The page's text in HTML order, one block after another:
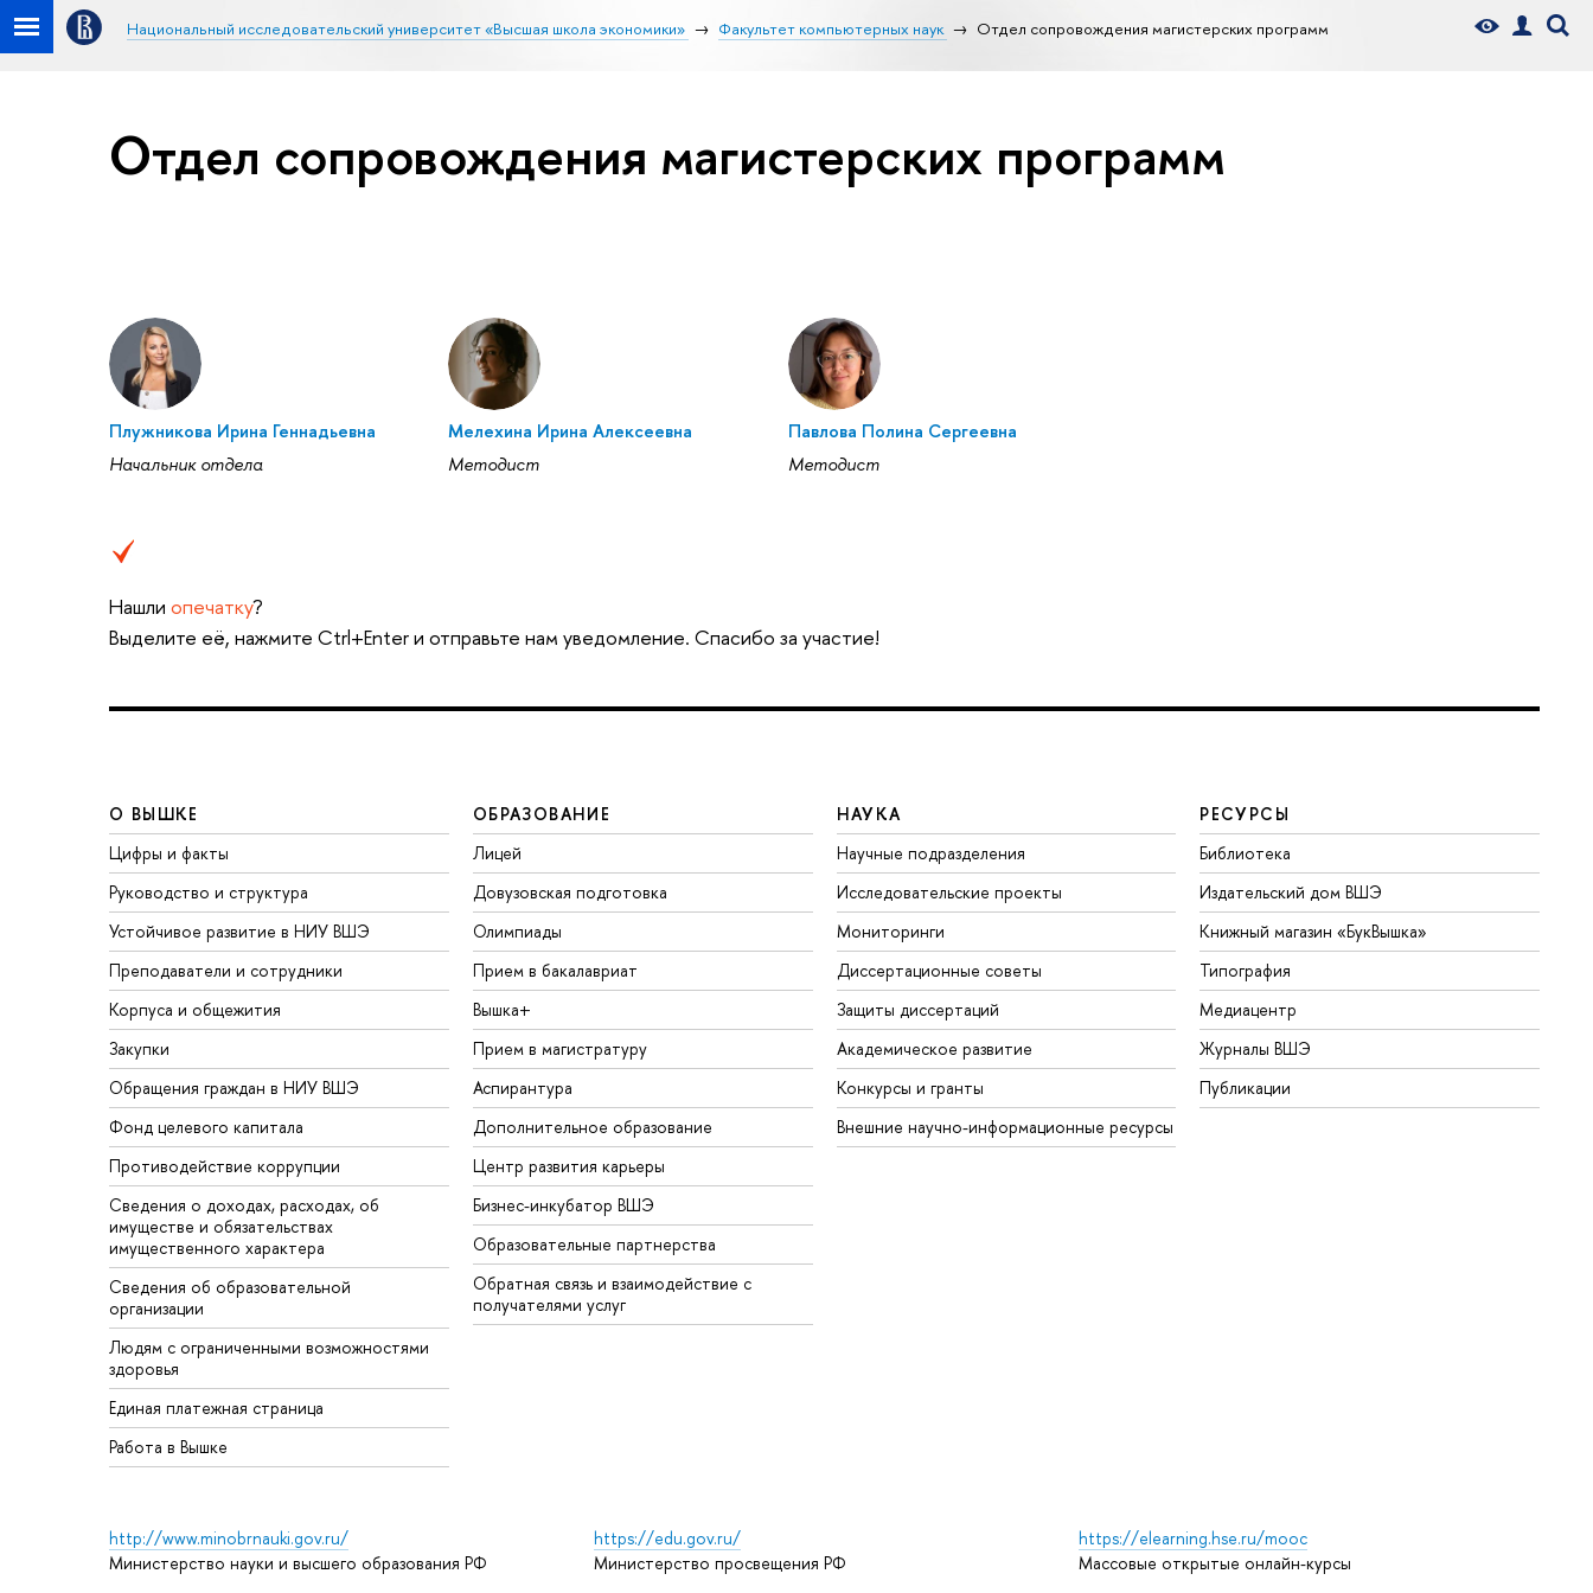
Национальный исследовательский университет «Высшая школа экономики» Факультет компьютерных наук Отдел сопровождения магистерских программ
Отдел сопровождения магистерских программ
Плужникова Ирина Геннадьевна
Начальник отдела
Мелехина Ирина Алексеевна
Методист
Павлова Полина Сергеевна
Методист
Нашли опечатку?
Выделите её, нажмите Ctrl+Enter и отправьте нам уведомление. Спасибо за участие!
О ВЫШКЕ
Цифры и факты
Руководство и структура
Устойчивое развитие в НИУ ВШЭ
Преподаватели и сотрудники
Корпуса и общежития
Закупки
Обращения граждан в НИУ ВШЭ
Фонд целевого капитала
Противодействие коррупции
Сведения о доходах, расходах, об
имуществе и обязательствах
имущественного характера
Сведения об образовательной
организации
Людям с ограниченными возможностями
здоровья
Единая платежная страница
Работа в Вышке
ОБРАЗОВАНИЕ
Лицей
Довузовская подготовка
Олимпиады
Прием в бакалавриат
Вышка+
Прием в магистратуру
Аспирантура
Дополнительное образование
Центр развития карьеры
Бизнес-инкубатор ВШЭ
Образовательные партнерства
Обратная связь и взаимодействие с
получателями услуг
НАУКА
Научные подразделения
Исследовательские проекты
Мониторинги
Диссертационные советы
Защиты диссертаций
Академическое развитие
Конкурсы и гранты
Внешние научно-информационные ресурсы
РЕСУРСЫ
Библиотека
Издательский дом ВШЭ
Книжный магазин «БукВышка»
Типография
Медиацентр
Журналы ВШЭ
Публикации
http://www.minobrnauki.gov.ru/
Министерство науки и высшего образования РФ
https://edu.gov.ru/
Министерство просвещения РФ
https://elearning.hse.ru/mooc
Массовые открытые онлайн-курсы